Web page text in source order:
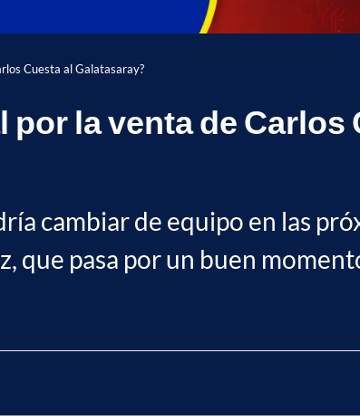
Cuesta al Galatasaray?
la venta de Carlos
cambiar de equipo en las
que pasa por un buen